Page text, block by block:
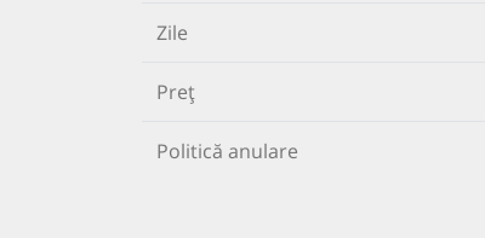
Zile
Preț
Politică anulare